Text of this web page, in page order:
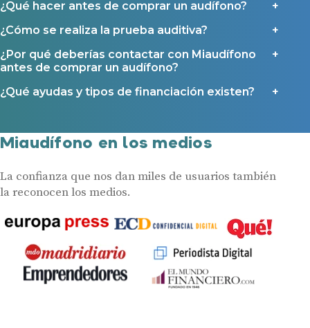
¿Qué hacer antes de comprar un audífono?
¿Cómo se realiza la prueba auditiva?
¿Por qué deberías contactar con Miaudífono
antes de comprar un audífono?
¿Qué ayudas y tipos de financiación existen?
Miaudífono en los medios
La confianza que nos dan miles de usuarios también
la reconocen los medios.